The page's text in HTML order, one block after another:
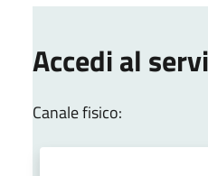
Accedi al
Canale fisico: